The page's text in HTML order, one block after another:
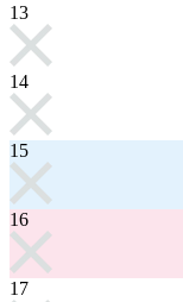
13
14
15
16
17